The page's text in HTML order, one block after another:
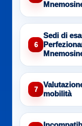
6
Sedi di
7
mobilità